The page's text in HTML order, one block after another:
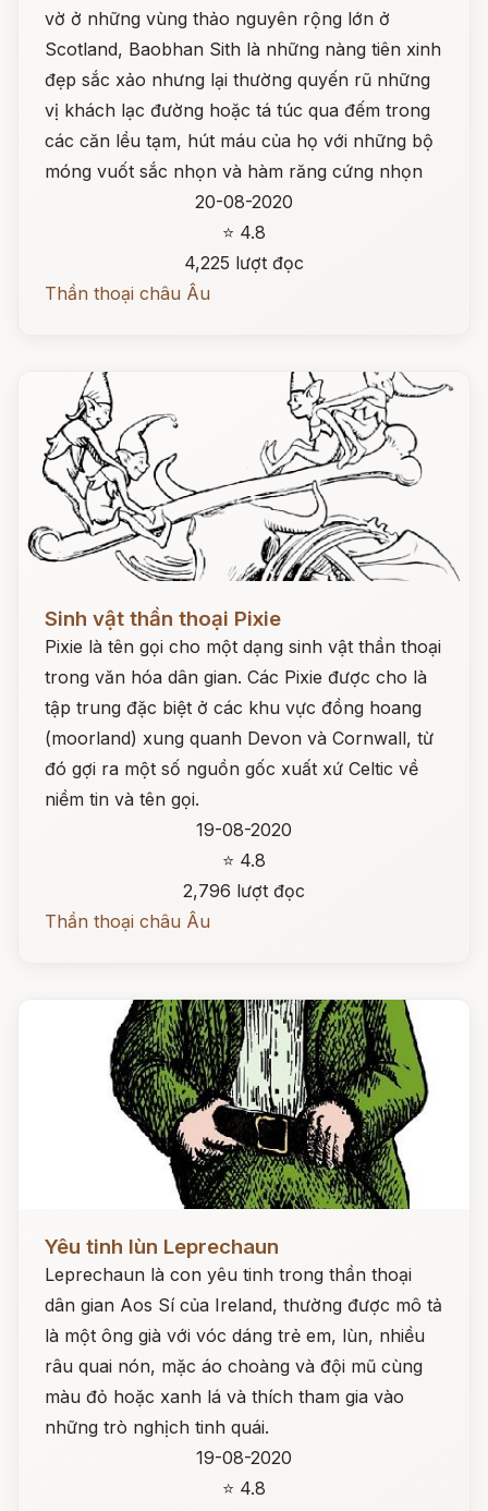
vờ ở những vùng thảo nguyên rộng lớn ở
Scotland, Baobhan Sith là những nàng tiên xinh
đẹp sắc xảo nhưng lại thường quyến rũ những
vị khách lạc đường hoặc tá túc qua đếm trong
các căn lều tạm, hút máu của họ với những bộ
móng vuốt sắc nhọn và hàm răng cứng nhọn
20-08-2020
⭐ 4.8
4,225 lượt đọc
Thần thoại châu Âu
Sinh vật thần thoại Pixie
Pixie là tên gọi cho một dạng sinh vật thần thoại
trong văn hóa dân gian. Các Pixie được cho là
tập trung đặc biệt ở các khu vực đồng hoang
(moorland) xung quanh Devon và Cornwall, từ
đó gợi ra một số nguồn gốc xuất xứ Celtic về
niềm tin và tên gọi.
19-08-2020
⭐ 4.8
2,796 lượt đọc
Thần thoại châu Âu
Yêu tinh lùn Leprechaun
Leprechaun là con yêu tinh trong thần thoại
dân gian Aos Sí của Ireland, thường được mô tả
là một ông già với vóc dáng trẻ em, lùn, nhiều
râu quai nón, mặc áo choàng và đội mũ cùng
màu đỏ hoặc xanh lá và thích tham gia vào
những trò nghịch tinh quái.
19-08-2020
⭐ 4.8